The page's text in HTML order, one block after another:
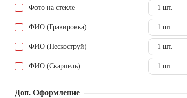
Фото на стекле 1 шт.
ФИО (Гравировка) 1 шт.
ФИО (Пескоструй) 1 шт.
ФИО (Скарпель) 1 шт.
Доп. Оформление